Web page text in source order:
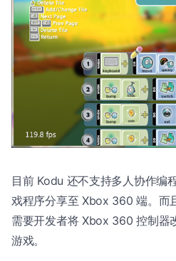
目前 Kodu 还不支持多人协作编
戏程序分享至 Xbox 360 端。而
需要开发者将 Xbox 360 控制器
游戏。